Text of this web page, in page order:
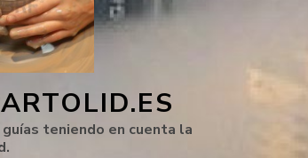
teniendo en cuenta la